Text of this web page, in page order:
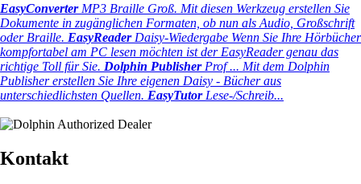
EasyConverterMP3 Braille Groß. Mit diesen Werkzeug erstellen Sie
Dokumente in zugänglichen Formaten, ob nun als Audio, Großschrift
oder Braille. EasyReaderDaisy-Wiedergabe Wenn Sie Ihre Hörbücher
kompfortabel am PC lesen möchten ist der EasyReader genau das
richtige Toll für Sie. Dolphin PublisherProf ... Mit dem Dolphin
Publisher erstellen Sie Ihre eigenen Daisy - Bücher aus
unterschiedlichsten Quellen. EasyTutorLese-/Schreib...
Kontakt